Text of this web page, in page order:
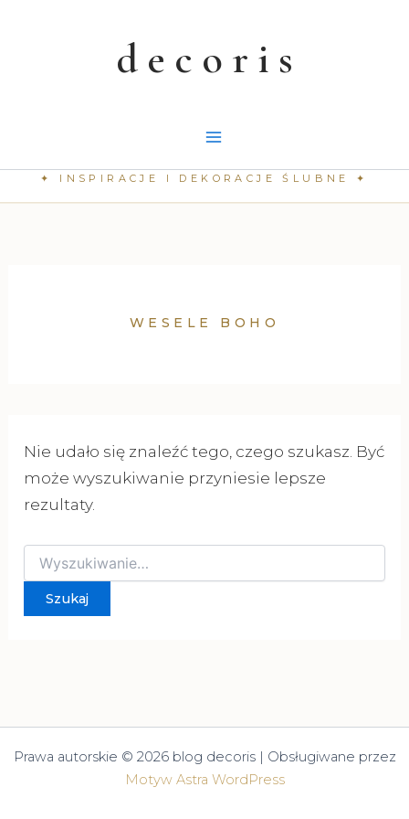
WESELE BOHO
Nie udało się znaleźć tego, czego szukasz. Być
może wyszukiwanie przyniesie lepsze
rezultaty.
Szukaj
dla:
Prawa autorskie © 2026 blog decoris | Obsługiwane przez
Motyw Astra WordPress